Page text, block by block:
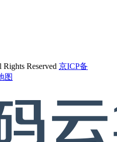
Reserved 京ICP备
图